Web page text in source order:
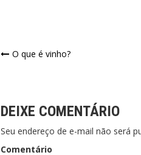
O que é vinho?
DEIXE COMENTÁRIO
Seu endereço de e-mail não será
Comentário